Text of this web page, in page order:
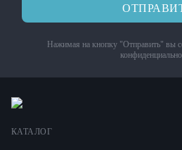
Нажимая на кнопку "Отправить" вы
КАТАЛОГ